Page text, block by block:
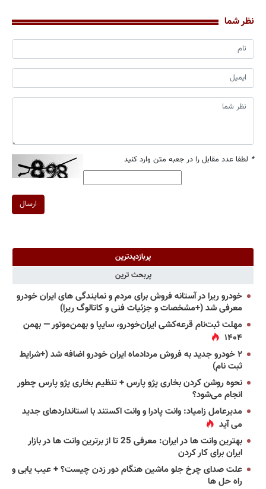
نظر شما
* لطفا عدد مقابل را در جعبه متن وارد کنید
ارسال
پربازدیدترین
پربحث ترین
خودرو ریرا در آستانه فروش برای مردم و نمایندگی های ایران خودرو
معرفی شد (+مشخصات و جزئیات فنی و کاتالوگ ریرا)
مهلت ثبت‌نام قرعه‌کشی ایران‌خودرو، سایپا و بهمن‌موتور — بهمن
۱۴۰۴
۲ خودرو جدید به فروش مردادماه ایران خودرو اضافه شد (+شرایط
ثبت نام)
نحوه روشن کردن بخاری پژو پارس + تنظیم بخاری پژو پارس چطور
انجام می‌شود؟
مدیرعامل زامیاد: وانت پادرا و وانت اکستند با استانداردهای جدید
می آید
بهترین وانت ها در ایران: معرفی 25 تا از برترین وانت ها در بازار
ایران برای کار کردن
علت صدای چرخ جلو ماشین هنگام دور زدن چیست؟ + عیب یابی و
راه حل ها